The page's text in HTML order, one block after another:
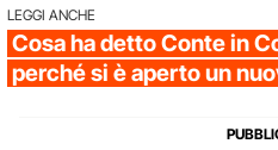
LEGGI ANCHE
Cosa ha detto Conte in
perché si è aperto un